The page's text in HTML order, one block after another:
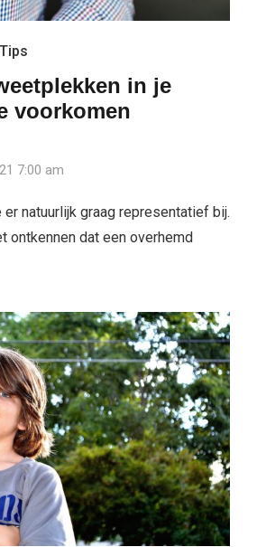
Tips
in je
voorkomen
7:00 am
natuurlijk graag representatief bij.
ontkennen dat een overhemd